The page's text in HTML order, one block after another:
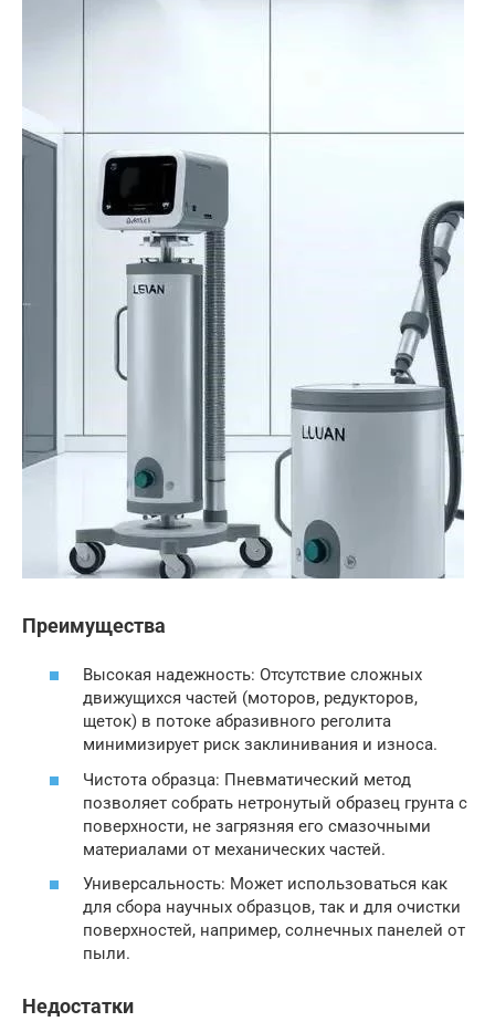
Преимущества
Высокая надежность: Отсутствие сложных
движущихся частей (моторов, редукторов,
щеток) в потоке абразивного реголита
минимизирует риск заклинивания и износа.
Чистота образца: Пневматический метод
позволяет собрать нетронутый образец грунта с
поверхности, не загрязняя его смазочными
материалами от механических частей.
Универсальность: Может использоваться как
для сбора научных образцов, так и для очистки
поверхностей, например, солнечных панелей от
пыли.
Недостатки